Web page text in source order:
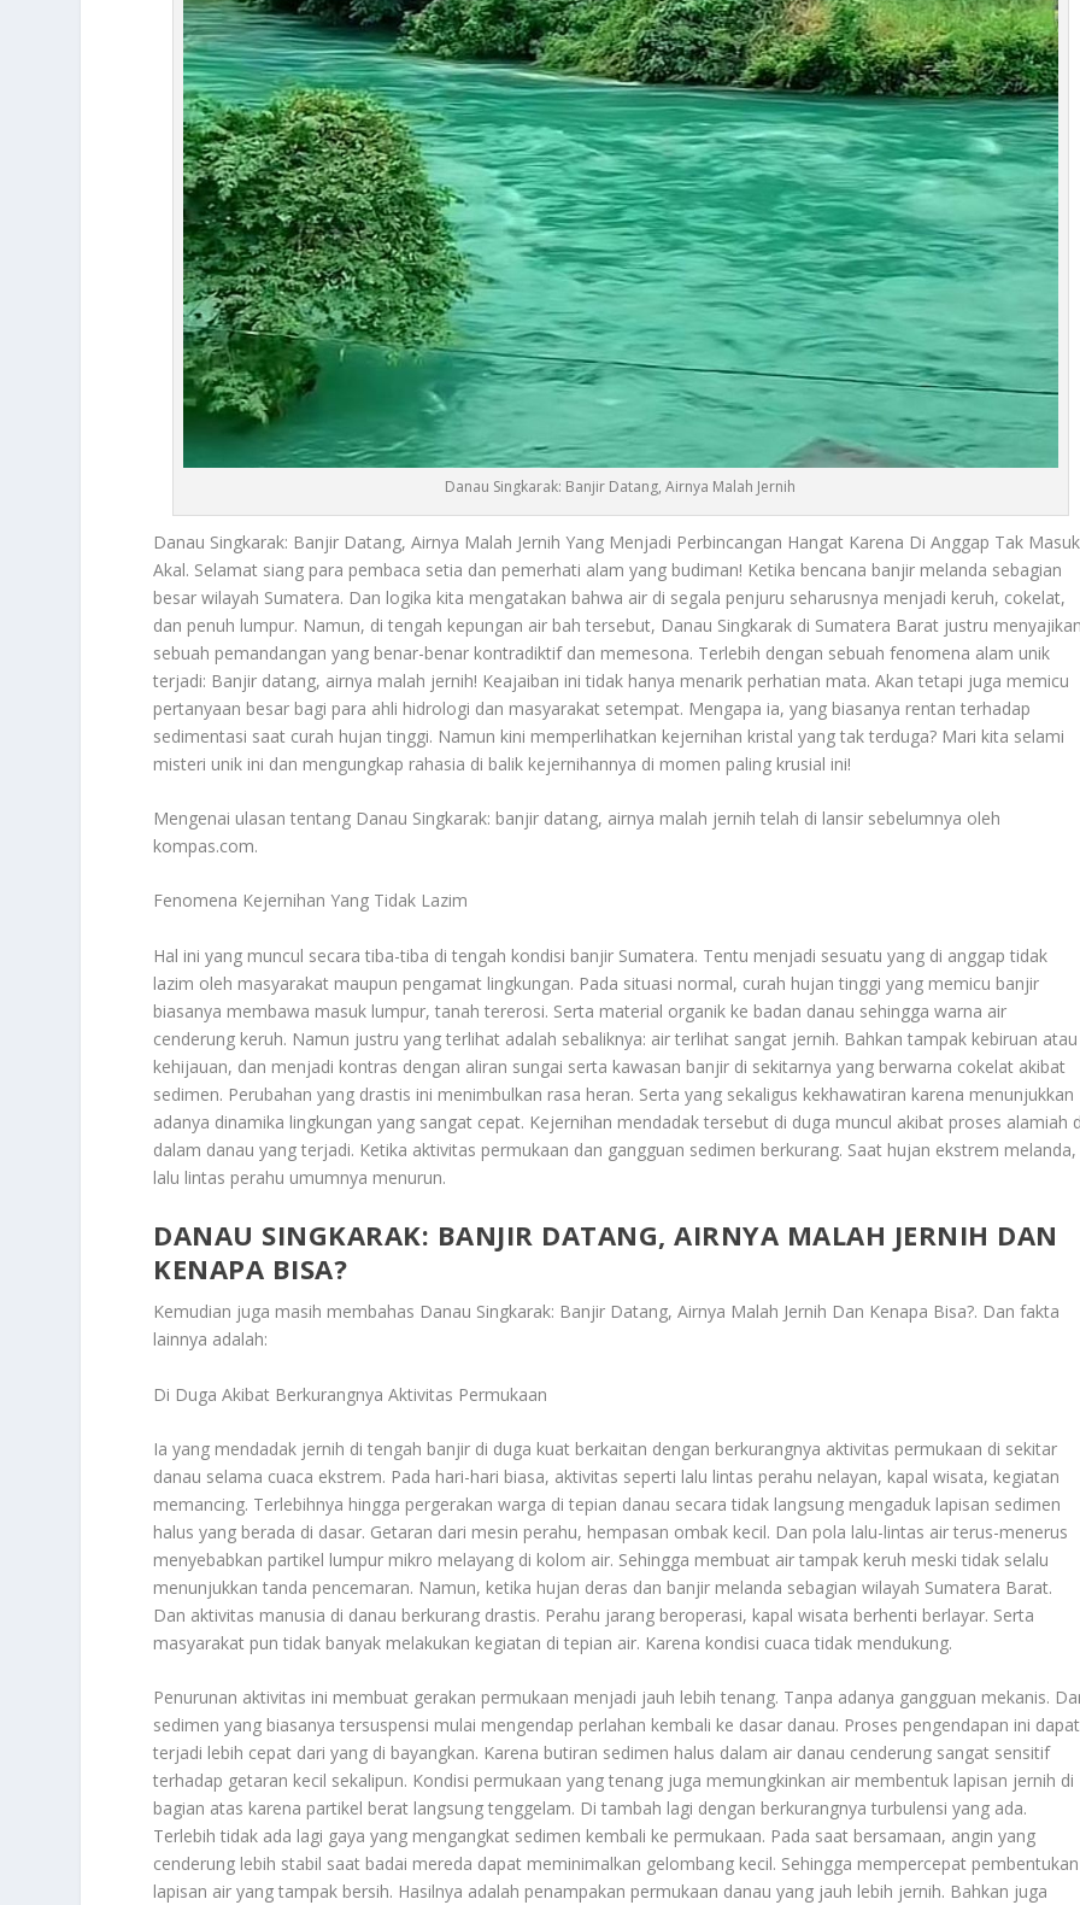
Danau Singkarak: Banjir Datang, Airnya Malah Jernih
Danau Singkarak: Banjir Datang, Airnya Malah Jernih Yang Menjadi Perbincangan Hangat Karena Di Anggap Tak Masuk
Akal. Selamat siang para pembaca setia dan pemerhati alam yang budiman! Ketika bencana banjir melanda sebagian
besar wilayah Sumatera. Dan logika kita mengatakan bahwa air di segala penjuru seharusnya menjadi keruh, cokelat,
dan penuh lumpur. Namun, di tengah kepungan air bah tersebut, Danau Singkarak di Sumatera Barat justru
sebuah pemandangan yang benar-benar kontradiktif dan memesona. Terlebih dengan sebuah fenomena alam unik
terjadi: Banjir datang, airnya malah jernih! Keajaiban ini tidak hanya menarik perhatian mata. Akan tetapi juga memicu
pertanyaan besar bagi para ahli hidrologi dan masyarakat setempat. Mengapa ia, yang biasanya rentan terhadap
sedimentasi saat curah hujan tinggi. Namun kini memperlihatkan kejernihan kristal yang tak terduga? Mari kita selami
misteri unik ini dan mengungkap rahasia di balik kejernihannya di momen paling krusial ini!
Mengenai ulasan tentang Danau Singkarak: banjir datang, airnya malah jernih telah di lansir sebelumnya oleh
kompas.com.
Fenomena Kejernihan Yang Tidak Lazim
Hal ini yang muncul secara tiba-tiba di tengah kondisi banjir Sumatera. Tentu menjadi sesuatu yang di anggap tidak
lazim oleh masyarakat maupun pengamat lingkungan. Pada situasi normal, curah hujan tinggi yang memicu banjir
biasanya membawa masuk lumpur, tanah tererosi. Serta material organik ke badan danau sehingga warna air
cenderung keruh. Namun justru yang terlihat adalah sebaliknya: air terlihat sangat jernih. Bahkan tampak kebiruan atau
kehijauan, dan menjadi kontras dengan aliran sungai serta kawasan banjir di sekitarnya yang berwarna cokelat akibat
sedimen. Perubahan yang drastis ini menimbulkan rasa heran. Serta yang sekaligus kekhawatiran karena menunjukkan
adanya dinamika lingkungan yang sangat cepat. Kejernihan mendadak tersebut di duga muncul akibat proses alamiah
dalam danau yang terjadi. Ketika aktivitas permukaan dan gangguan sedimen berkurang. Saat hujan ekstrem melanda,
lalu lintas perahu umumnya menurun.
DANAU SINGKARAK: BANJIR DATANG, AIRNYA MALAH JERNIH DAN
KENAPA BISA?
Kemudian juga masih membahas Danau Singkarak: Banjir Datang, Airnya Malah Jernih Dan Kenapa Bisa?. Dan fakta
lainnya adalah:
Di Duga Akibat Berkurangnya Aktivitas Permukaan
Ia yang mendadak jernih di tengah banjir di duga kuat berkaitan dengan berkurangnya aktivitas permukaan di sekitar
danau selama cuaca ekstrem. Pada hari-hari biasa, aktivitas seperti lalu lintas perahu nelayan, kapal wisata, kegiatan
memancing. Terlebihnya hingga pergerakan warga di tepian danau secara tidak langsung mengaduk lapisan sedimen
halus yang berada di dasar. Getaran dari mesin perahu, hempasan ombak kecil. Dan pola lalu-lintas air terus-menerus
menyebabkan partikel lumpur mikro melayang di kolom air. Sehingga membuat air tampak keruh meski tidak selalu
menunjukkan tanda pencemaran. Namun, ketika hujan deras dan banjir melanda sebagian wilayah Sumatera Barat.
Dan aktivitas manusia di danau berkurang drastis. Perahu jarang beroperasi, kapal wisata berhenti berlayar. Serta
masyarakat pun tidak banyak melakukan kegiatan di tepian air. Karena kondisi cuaca tidak mendukung.
Penurunan aktivitas ini membuat gerakan permukaan menjadi jauh lebih tenang. Tanpa adanya gangguan mekanis.
sedimen yang biasanya tersuspensi mulai mengendap perlahan kembali ke dasar danau. Proses pengendapan ini dapat
terjadi lebih cepat dari yang di bayangkan. Karena butiran sedimen halus dalam air danau cenderung sangat sensitif
terhadap getaran kecil sekalipun. Kondisi permukaan yang tenang juga memungkinkan air membentuk lapisan jernih di
bagian atas karena partikel berat langsung tenggelam. Di tambah lagi dengan berkurangnya turbulensi yang ada.
Terlebih tidak ada lagi gaya yang mengangkat sedimen kembali ke permukaan. Pada saat bersamaan, angin yang
cenderung lebih stabil saat badai mereda dapat meminimalkan gelombang kecil. Sehingga mempercepat pembentukan
lapisan air yang tampak bersih. Hasilnya adalah penampakan permukaan danau yang jauh lebih jernih. Bahkan juga